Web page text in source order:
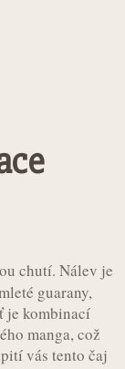
chutí. Nálev je
guarany,
je kombinací
manga, což
vás tento čaj